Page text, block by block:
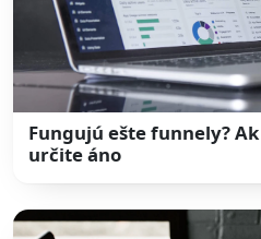
Fungujú ešte funnely?
určite áno